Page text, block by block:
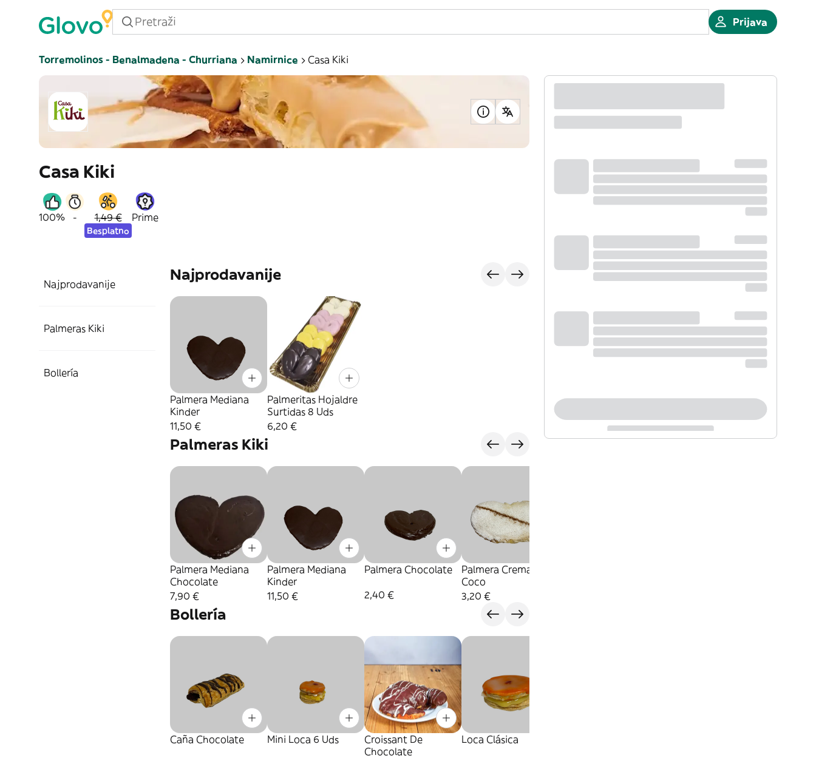
Prijava
Torremolinos - Benalmadena - Churriana Namirnice Casa Kiki
Casa Kiki
100% - 1,49 €
Besplatno
Prime
Najprodavanije
Palmeras Kiki
Bollería
Najprodavanije
Palmera Mediana
Kinder
11,50 €
Palmeritas Hojaldre
Surtidas 8 Uds
6,20 €
Palmeras Kiki
Palmera Mediana
Chocolate
7,90 €
Palmera Mediana
Kinder
11,50 €
Palmera Chocolate
2,40 €
Palmera Crema Y
Coco
3,20 €
Bollería
Caña Chocolate Mini Loca 6 Uds
Croissant De
Chocolate
Loca Clásica